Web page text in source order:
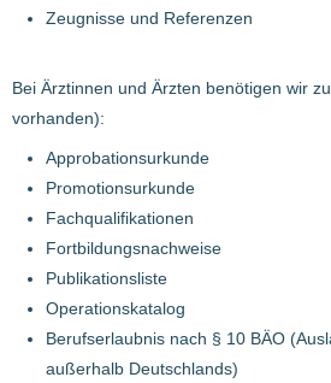
Zeugnisse und Referenzen
Bei Ärztinnen und Ärzten benötigen wir
vorhanden):
Approbationsurkunde
Promotionsurkunde
Fachqualifikationen
Fortbildungsnachweise
Publikationsliste
Operationskatalog
Berufserlaubnis nach § 10 BÄO
außerhalb Deutschlands)